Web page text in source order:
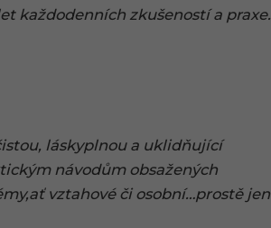
každodenních zkušeností a praxe.
láskyplnou a uklidňující
návodům obsažených
vztahové či osobní…prostě jen